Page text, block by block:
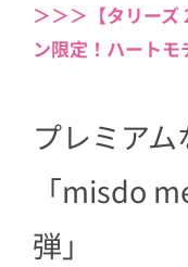
デ・ロ
3チョコ好き
＞＞＞【タリー
ン限定！ハート
プレミア
「misdo
弾」